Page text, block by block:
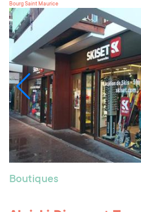
Bourg Saint Maurice
Boutiques